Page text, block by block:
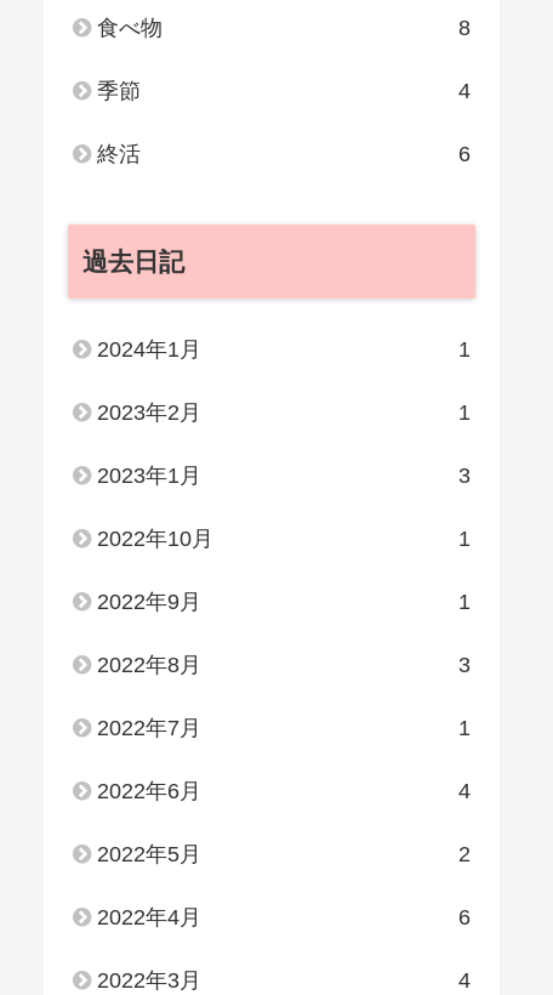
食べ物 8
季節 4
終活 6
過去日記
2024年1月 1
2023年2月 1
2023年1月 3
2022年10月 1
2022年9月 1
2022年8月 3
2022年7月 1
2022年6月 4
2022年5月 2
2022年4月 6
2022年3月 4